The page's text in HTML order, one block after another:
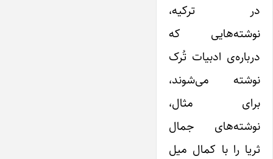
در ترکیه،
نوشته‌هایی که
درباره‌ی ادبیات تُرک
نوشته می‌شوند،
برای مثال،
نوشته‌های جمال
ثریا را با کمال میل